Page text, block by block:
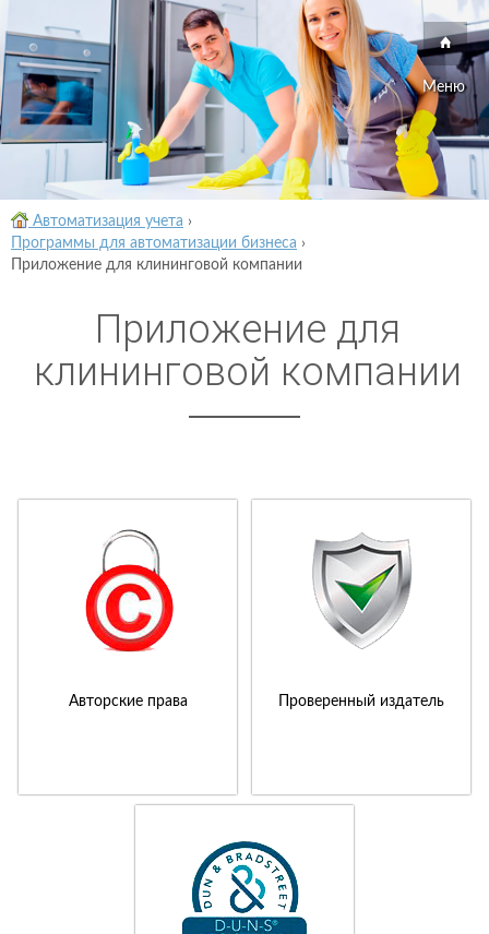
Меню
Автоматизация учета ›
Программы для автоматизации бизнеса ›
Приложение для клининговой компании
Приложение для
клининговой компании
Авторские права Проверенный издатель